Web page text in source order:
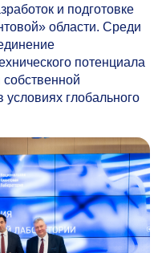
и подготовке
области. Среди
потенциала
условиях глобального